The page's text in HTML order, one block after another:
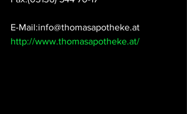
E-Mail:info@thomasapotheke.at
http://www.thomasapotheke.at/